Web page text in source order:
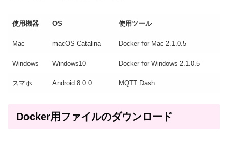
使用機器 OS 使用ツール
Mac macOS Catalina Docker for Mac 2.1.0.5
Windows Windows10 Docker for Windows 2.1.0.5
スマホ Android 8.0.0 MQTT Dash
Docker用ファイルのダウンロード